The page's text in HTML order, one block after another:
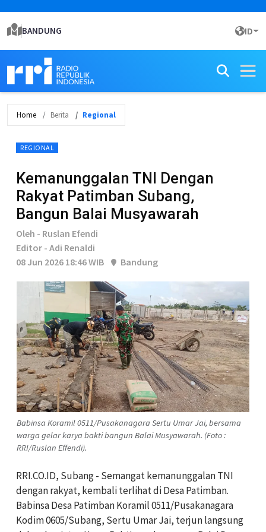
BANDUNG ID
Home Berita Regional
REGIONAL
Kemanunggalan TNI Dengan
Rakyat Patimban Subang,
Bangun Balai Musyawarah
Oleh - Ruslan Efendi
Editor - Adi Renaldi
08 Jun 2026 18:46 WIB
Bandung
Babinsa Koramil 0511/Pusakanagara Sertu Umar Jai, bersama
warga gelar karya bakti bangun Balai Musyawarah. (Foto :
RRI/Ruslan Effendi).
RRI.CO.ID, Subang - Semangat kemanunggalan TNI
dengan rakyat, kembali terlihat di Desa Patimban.
Babinsa Desa Patimban Koramil 0511/Pusakanagara
Kodim 0605/Subang, Sertu Umar Jai, terjun langsung